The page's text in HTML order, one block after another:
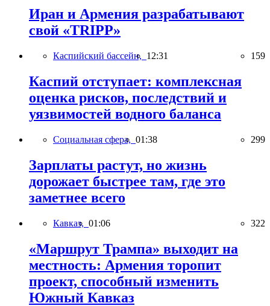
Иран и Армения разрабатывают
свой «TRIPP»
Каспийский бассейн, 12:31 159
Каспий отступает: комплексная
оценка рисков, последствий и
уязвимостей водного баланса
Социальная сфера, 01:38 299
Зарплаты растут, но жизнь
дорожает быстрее там, где это
заметнее всего
Кавказ, 01:06 322
«Маршрут Трампа» выходит на
местность: Армения торопит
проект, способный изменить
Южный Кавказ